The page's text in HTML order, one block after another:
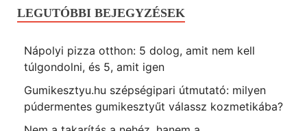
LEGUTÓBBI BEJEGYZÉSEK
Nápolyi pizza otthon: 5 dolog, amit nem kell
túlgondolni, és 5, amit igen
Gumikesztyu.hu szépségipari útmutató: milyen
púdermentes gumikesztyűt válassz kozmetikába?